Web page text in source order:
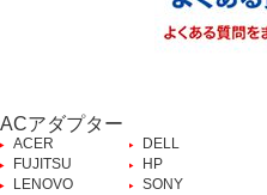
ACアダプター
ACER
DELL
FUJITSU
HP
LENOVO
SONY